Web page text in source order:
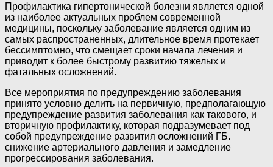
Профилактика гипертонической болезни является одной
из наиболее актуальных проблем современной
медицины, поскольку заболевание является одним из
самых распространенных, длительное время протекает
бессимптомно, что смещает сроки начала лечения и
приводит к более быстрому развитию тяжелых и
фатальных осложнений.
Все мероприятия по предупреждению заболевания
принято условно делить на первичную, предполагающую
предупреждение развития заболевания как такового, и
вторичную профилактику, которая подразумевает под
собой предупреждение развития осложнений ГБ.
снижение артериального давления и замедление
прогрессирования заболевания.